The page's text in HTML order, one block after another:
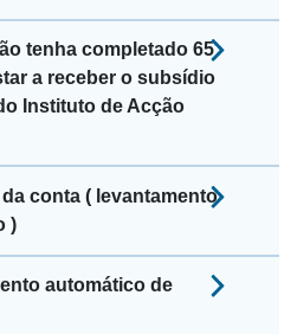
tenha completado 65
a receber o subsídio
Instituto de Acção
conta ( levantamento
)
automático de